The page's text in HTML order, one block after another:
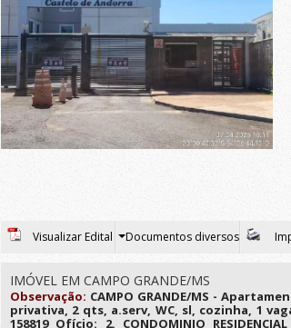
Visualizar Edital Documentos diversos
IMÓVEL EM CAMPO GRANDE/MS
Observação: CAMPO GRANDE/MS -
privativa, 2 qts, a.serv, WC, sl, cozinha, 1
158819 Ofício: 2. CONDOMINIO